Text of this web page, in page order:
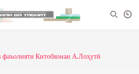
Китобхонаи А.Лоҳутӣ